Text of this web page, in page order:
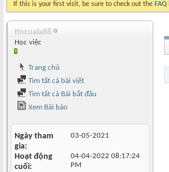
If this is your first visit, be sure to check out the FAQ
tincuala88
Học việc
Trang chủ
Tìm tất cả bài viết
Tìm tất cả Bài bắt đầu
Xem Bài báo
Ngày tham
gia
03-05-2021
Hoạt động
cuối
04-04-2022 08:17:24
PM